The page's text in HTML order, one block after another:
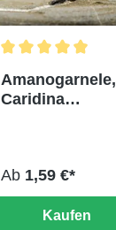
Amanogarnele,
Caridina
Ab 1,59 €*
Kaufen